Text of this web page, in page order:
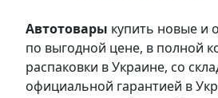
Автотовары купить новые и
по выгодной цене, в полной
распаковки в Украине, со
официальной гарантией в